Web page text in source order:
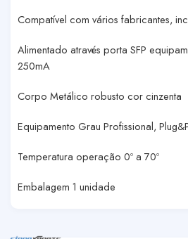
Compatível com vários fabricantes,
Alimentado através porta SFP
250mA
Corpo Metálico robusto cor cinzenta
Equipamento Grau Profissional,
Temperatura operação 0º a 70º
Embalagem 1 unidade